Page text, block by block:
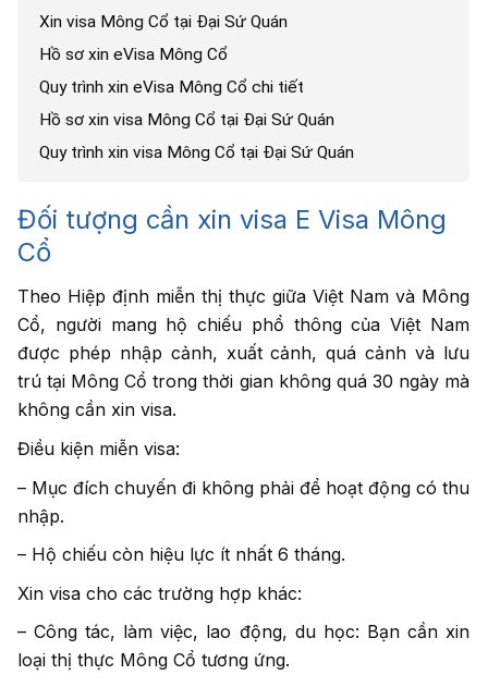
Xin visa Mông Cổ tại Đại Sứ Quán
Hồ sơ xin eVisa Mông Cổ
Quy trình xin eVisa Mông Cổ chi tiết
Hồ sơ xin visa Mông Cổ tại Đại Sứ Quán
Quy trình xin visa Mông Cổ tại Đại Sứ Quán
Đối tượng cần xin visa E Visa Mông
Cổ
Theo Hiệp định miễn thị thực giữa Việt Nam và Mông
Cổ, người mang hộ chiếu phổ thông của Việt Nam
được phép nhập cảnh, xuất cảnh, quá cảnh và lưu
trú tại Mông Cổ trong thời gian không quá 30 ngày mà
không cần xin visa.
Điều kiện miễn visa:
– Mục đích chuyến đi không phải để hoạt động có thu
nhập.
– Hộ chiếu còn hiệu lực ít nhất 6 tháng.
Xin visa cho các trường hợp khác:
– Công tác, làm việc, lao động, du học: Bạn cần xin
loại thị thực Mông Cổ tương ứng.